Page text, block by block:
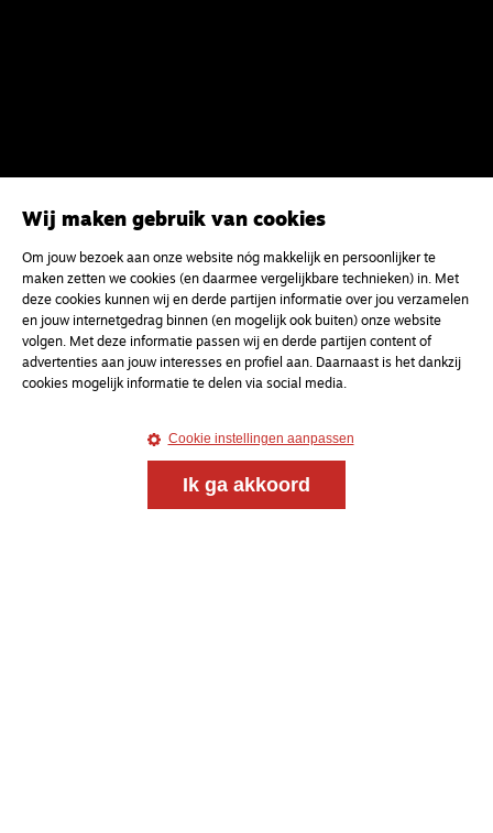
Meld je aan voor onze gratis
nieuwsbrief
Wij maken gebruik van cookies
Om jouw bezoek aan onze website nóg makkelijk en persoonlijker te
maken zetten we cookies (en daarmee vergelijkbare technieken) in. Met
deze cookies kunnen wij en derde partijen informatie over jou verzamelen
en jouw internetgedrag binnen (en mogelijk ook buiten) onze website
volgen. Met deze informatie passen wij en derde partijen content of
advertenties aan jouw interesses en profiel aan. Daarnaast is het dankzij
cookies mogelijk informatie te delen via social media.
Cookie instellingen aanpassen
Ik ga akkoord